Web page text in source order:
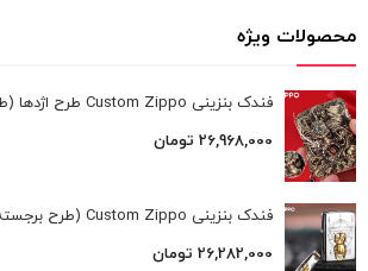
محصولات ویژه
فندک بنزینی Custom Zippo طرح اژدها (طراحی 540 درجه )
26,968,000 تومان
فندک بنزینی Custom Zippo (طرح برجسته به همراه دستبند)
26,282,000 تومان